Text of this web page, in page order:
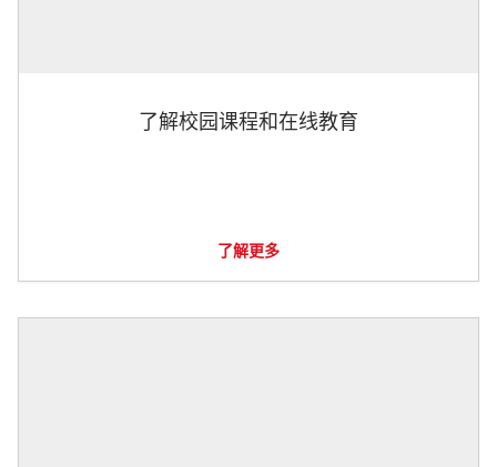
了解校园课程和在线教育
了解更多